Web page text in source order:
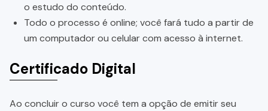
o estudo do conteúdo.
Todo o processo é online; você fará tudo a partir de
um computador ou celular com acesso à internet.
Certificado Digital
Ao concluir o curso você tem a opção de emitir seu